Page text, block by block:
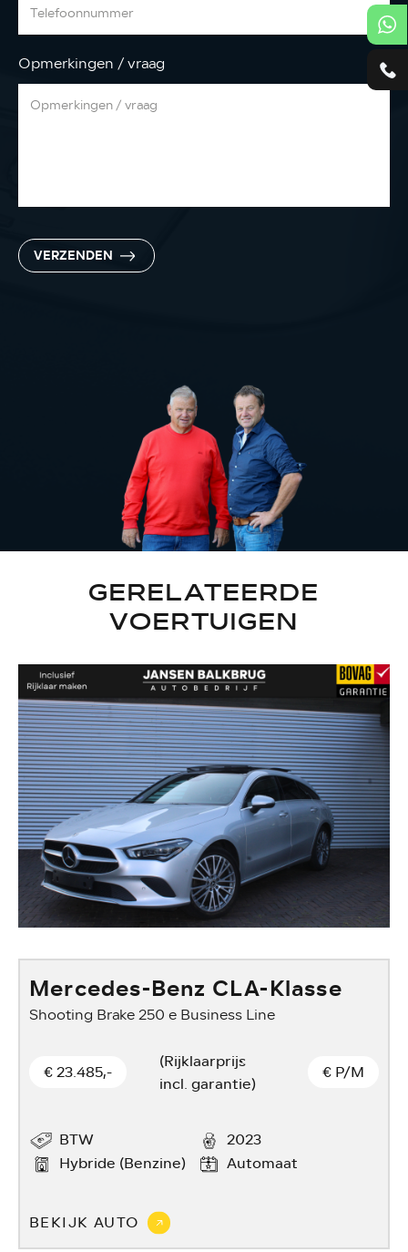
Opmerkingen / vraag
VERZENDEN
GERELATEERDE
VOERTUIGEN
Mercedes-Benz CLA-Klasse
Shooting Brake 250 e Business Line
€ 23.485,-
(Rijklaarprijs
incl. garantie)
€ P/M
BTW
2023
Hybride (Benzine)
Automaat
BEKIJK AUTO